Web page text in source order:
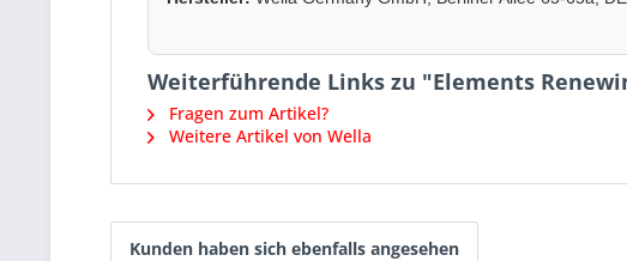
Weiterführende Links zu "Elements
Fragen zum Artikel?
Weitere Artikel von Wella
Kunden haben sich ebenfalls angesehen